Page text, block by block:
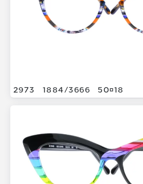
2973 1884/3666 5018